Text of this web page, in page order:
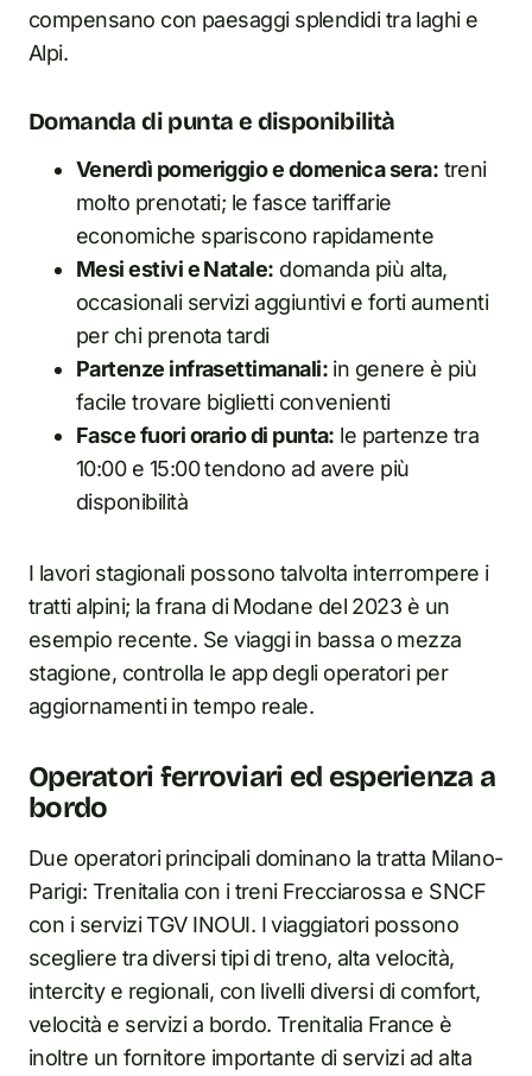
compensano con paesaggi splendidi tra laghi e
Alpi.
Domanda di punta e disponibilità
Venerdì pomeriggio e domenica sera: treni
molto prenotati; le fasce tariffarie
economiche spariscono rapidamente
Mesi estivi e Natale: domanda più alta,
occasionali servizi aggiuntivi e forti aumenti
per chi prenota tardi
Partenze infrasettimanali:in genere è più
facile trovare biglietti convenienti
Fasce fuori orario di punta: le partenze tra
10:00 e 15:00 tendono ad avere più
disponibilità
I lavori stagionali possono talvolta interrompere i
tratti alpini; la frana di Modane del 2023 è un
esempio recente. Se viaggi in bassa o mezza
stagione, controlla le app degli operatori per
aggiornamenti in tempo reale.
Operatori ferroviari ed esperienza a
bordo
Due operatori principali dominano la tratta Milano-
Parigi: Trenitalia con i treni Frecciarossa e SNCF
con i servizi TGV INOUI. I viaggiatori possono
scegliere tra diversi tipi di treno, alta velocità,
intercity e regionali, con livelli diversi di comfort,
velocità e servizi a bordo. Trenitalia France è
inoltre un fornitore importante di servizi ad alta